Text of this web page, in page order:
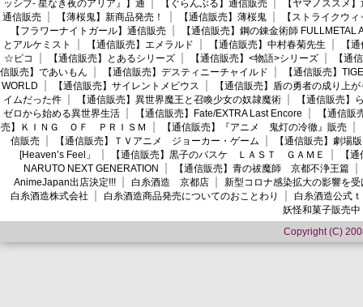
ッシブ- 星なき夜のアリア』】通
【ぐらんぶる】通信販売
【ヤマノススメ
通信販売
【薄桜鬼】新商品発売！ 【通信販売】薄桜鬼
【ストライクウ
【フラワーナイトガール】通信販売
【通信販売】鋼の錬金術師 FULLMETAL
とアルケミスト
【通信販売】エメラルド 【通信販売】中村春菊先生
【
☆ピコ
【通信販売】とあるシリーズ 【通信販売】<物語>シリーズ
【通
信販売】であいもん
【通信販売】デスティニーチャイルド
【通信販売】
WORLD
【通信販売】サイレントメビウス
【通信販売】盾の勇者の成り上が
イムだった件
【通信販売】異世界魔王と召喚少女の奴隷魔術
【通信販売】
ゼロから始める異世界生活
【通信販売】Fate/EXTRA Last Encore
【通信
売】ＫＩＮＧ ＯＦ ＰＲＩＳＭ
【通信販売】『アニメ 鬼灯の冷徹』販売
信販売
【通信販売】ＴＶアニメ ジョーカー・ゲーム
【通信販売】劇場
[Heaven’s Feel」
【通信販売】黒子のバスケ ＬＡＳＴ ＧＡＭＥ
【
NARUTO NEXT GENERATION
【通信販売】青の祓魔師 京都不浄王篇
AnimeJapan出店決定!!!
白糸酒造 京都店
新型コロナ感染拡大の影響を
白糸酒造株式会社
白糸酒造商品発売についてのおことわり
白糸酒造公式
妖怪和菓子販売中
Copyright (C)